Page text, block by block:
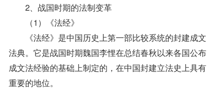
2、战国时期的法制变革
（1）《法经》
《法经》是中国历史上第一部比较系统的封建成文
法典。它是战国时期魏国李悝在总结春秋以来各国公布
成文法经验的基础上制定的，在中国封建立法史上具有
重要的地位。